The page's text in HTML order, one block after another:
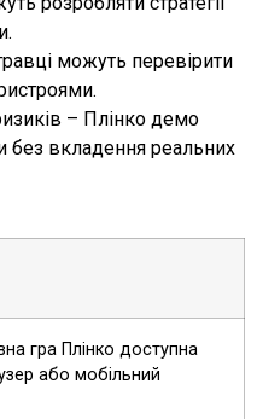
можуть перевірити
– Плінко демо
без вкладення реальних
гра Плінко доступна
або мобільний